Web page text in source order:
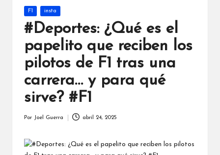
Publicada
F1 insta
#Deportes: ¿Qué es el
papelito que reciben los
pilotos de F1 tras una
carrera… y para qué
sirve? #F1
Por Joel Guerra abril 24, 2025